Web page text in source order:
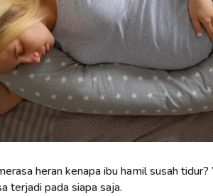
heran kenapa ibu hamil susah
terjadi pada siapa saja.